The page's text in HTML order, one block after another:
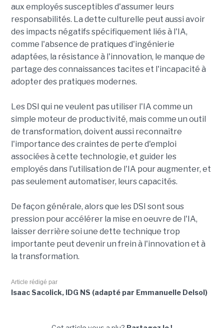
aux employés susceptibles d'assumer leurs
responsabilités. La dette culturelle peut aussi avoir
des impacts négatifs spécifiquement liés à l'IA,
comme l'absence de pratiques d'ingénierie
adaptées, la résistance à l'innovation, le manque de
partage des connaissances tacites et l'incapacité à
adopter des pratiques modernes.
Les DSI qui ne veulent pas utiliser l'IA comme un
simple moteur de productivité, mais comme un outil
de transformation, doivent aussi reconnaître
l'importance des craintes de perte d'emploi
associées à cette technologie, et guider les
employés dans l'utilisation de l'IA pour augmenter, et
pas seulement automatiser, leurs capacités.
De façon générale, alors que les DSI sont sous
pression pour accélérer la mise en oeuvre de l'IA,
laisser derrière soi une dette technique trop
importante peut devenir un frein à l'innovation et à
la transformation.
Article rédigé par
Isaac Sacolick, IDG NS (adapté par Emmanuelle Delsol)